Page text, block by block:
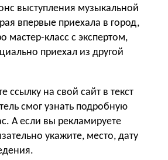
выступления музыкальной
впервые приехала в город,
мастер-класс с экспертом,
приехал из другой
ссылку на свой сайт в текст
смог узнать подробную
А если вы рекламируете
укажите, место, дату